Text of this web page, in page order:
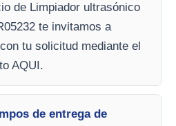
de Limpiador ultrasónico
te invitamos a
tu solicitud mediante el
AQUI.
de entrega de